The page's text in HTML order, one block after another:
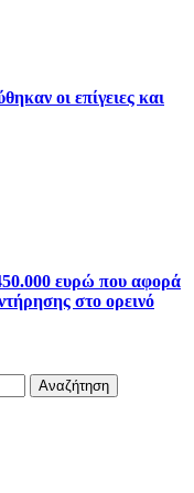
οι επίγειες και
ευρώ που αφορά
στο ορεινό